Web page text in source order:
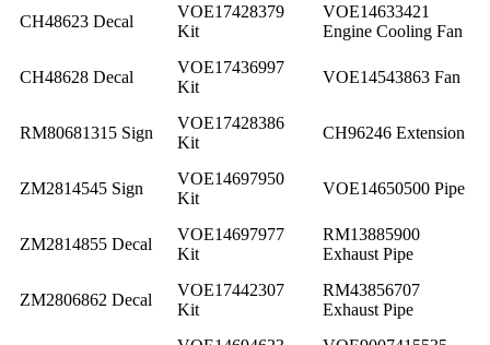
CH48623 Decal
VOE17428379
Kit
VOE14633421
Engine Cooling Fan
CH48628 Decal
VOE17436997
Kit
VOE14543863 Fan
RM80681315 Sign
VOE17428386
Kit
CH96246 Extension
ZM2814545 Sign
VOE14697950
Kit
VOE14650500 Pipe
ZM2814855 Decal
VOE14697977
Kit
RM13885900
Exhaust Pipe
ZM2806862 Decal
VOE17442307
Kit
RM43856707
Exhaust Pipe